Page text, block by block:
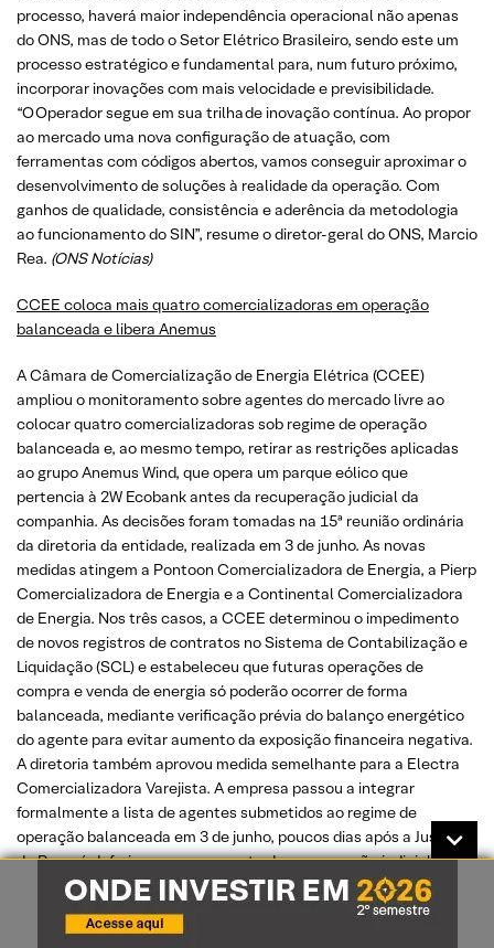
processo, haverá maior independência operacional não apenas
do ONS, mas de todo o Setor Elétrico Brasileiro, sendo este um
processo estratégico e fundamental para, num futuro próximo,
incorporar inovações com mais velocidade e previsibilidade.
“O Operador segue em sua trilha de inovação contínua. Ao propor
ao mercado uma nova configuração de atuação, com
ferramentas com códigos abertos, vamos conseguir aproximar o
desenvolvimento de soluções à realidade da operação. Com
ganhos de qualidade, consistência e aderência da metodologia
ao funcionamento do SIN”, resume o diretor-geral do ONS, Marcio
Rea. (ONS Notícias)
CCEE coloca mais quatro comercializadoras em operação
balanceada e libera Anemus
A Câmara de Comercialização de Energia Elétrica (CCEE)
ampliou o monitoramento sobre agentes do mercado livre ao
colocar quatro comercializadoras sob regime de operação
balanceada e, ao mesmo tempo, retirar as restrições aplicadas
ao grupo Anemus Wind, que opera um parque eólico que
pertencia à 2W Ecobank antes da recuperação judicial da
companhia. As decisões foram tomadas na 15ª reunião ordinária
da diretoria da entidade, realizada em 3 de junho. As novas
medidas atingem a Pontoon Comercializadora de Energia, a Pierp
Comercializadora de Energia e a Continental Comercializadora
de Energia. Nos três casos, a CCEE determinou o impedimento
de novos registros de contratos no Sistema de Contabilização e
Liquidação (SCL) e estabeleceu que futuras operações de
compra e venda de energia só poderão ocorrer de forma
balanceada, mediante verificação prévia do balanço energético
do agente para evitar aumento da exposição financeira negativa.
A diretoria também aprovou medida semelhante para a Electra
Comercializadora Varejista. A empresa passou a integrar
formalmente a lista de agentes submetidos ao regime de
operação balanceada em 3 de junho, poucos dias após a Justiça
do Paraná deferir o processamento da recuperação judicial das
empresas do grupo Electra, em processo que envolve cerca de
R$ 1,3 bilhão em dívidas.